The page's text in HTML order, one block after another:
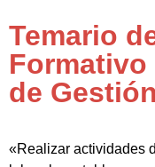
Temario
Formativo
de
«Realizar actividades